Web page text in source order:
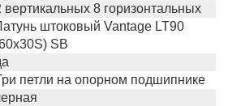
вертикальных 8 горизонтальных
штоковый Vantage LT90
SB
петли на опорном подшипнике